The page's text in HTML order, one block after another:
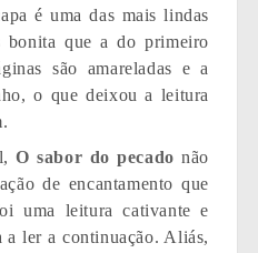
é uma das mais lindas
que a do primeiro
são amareladas e a
o que deixou a leitura
O sabor do pecado não
de encantamento que
uma leitura cativante e
a ler a continuação. Aliás,